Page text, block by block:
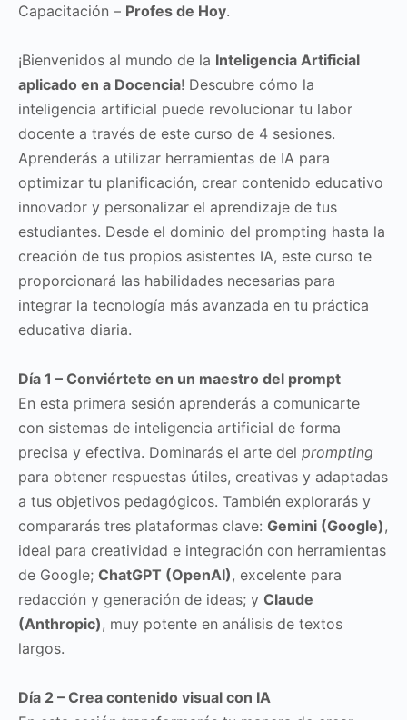
Capacitación – Profes de Hoy.
¡Bienvenidos al mundo de la Inteligencia Artificial
aplicado en a Docencia! Descubre cómo la
inteligencia artificial puede revolucionar tu labor
docente a través de este curso de 4 sesiones.
Aprenderás a utilizar herramientas de IA para
optimizar tu planificación, crear contenido educativo
innovador y personalizar el aprendizaje de tus
estudiantes. Desde el dominio del prompting hasta la
creación de tus propios asistentes IA, este curso te
proporcionará las habilidades necesarias para
integrar la tecnología más avanzada en tu práctica
educativa diaria.
Día 1 – Conviértete en un maestro del prompt
En esta primera sesión aprenderás a comunicarte
con sistemas de inteligencia artificial de forma
precisa y efectiva. Dominarás el arte del prompting
para obtener respuestas útiles, creativas y adaptadas
a tus objetivos pedagógicos. También explorarás y
compararás tres plataformas clave: Gemini (Google),
ideal para creatividad e integración con herramientas
de Google; ChatGPT (OpenAI), excelente para
redacción y generación de ideas; y Claude
(Anthropic), muy potente en análisis de textos
largos.
Día 2 – Crea contenido visual con IA